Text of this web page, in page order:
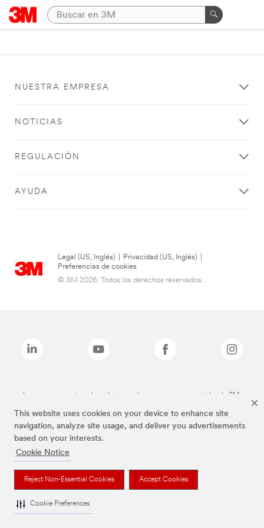
This website uses cookies on your device to enhance site
navigation, analyze site usage, and deliver you advertisements
based on your interests.
Cookie Notice
Reject Non-Essential Cookies Accept Cookies
Cookie Preferences
NUESTRA EMPRESA
NOTICIAS
REGULACIÓN
AYUDA
Legal (US, Inglés) Privacidad (US, Inglés)
Preferencias de cookies
© 3M 2026. Todos los derechos reservados..
Las marcas mencionadas anteriormente son marcas comerciales de 3M.